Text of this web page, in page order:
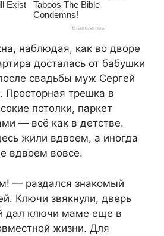
наблюдая, как во дворе
досталась от бабушки
свадьбы муж Сергей
Просторная трешка в
потолки, паркет
— всё как в детстве.
жили вдвоем, а иногда
вдвоем вовсе.
— раздался знакомый
Ключи звякнули, дверь
дал ключи маме еще в
жизни. Для